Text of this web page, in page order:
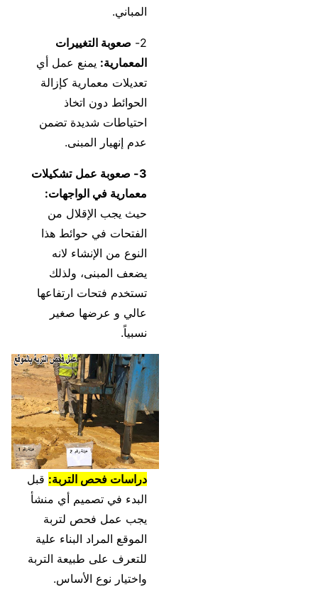
المباني.
2-
صعوبة التغييرات
المعمارية: يمنع عمل أي
تعديلات معمارية كإزالة
الحوائط دون اتخاذ
احتياطات شديدة تضمن
عدم إنهيار المبنى.
3- صعوبة عمل
تشكيلات
معمارية في الواجهات:
حيث يجب الإقلال من
الفتحات في حوائط هذا
النوع من الإنشاء لانه
يضعف المبنى، ولذلك
تستخدم فتحات ارتفاعها
عالي و عرضها صغير
نسبياً.
دراسات فحص التربة: قبل
البدء في تصميم أي منشأ
يجب عمل فحص لتربة
الموقع المراد البناء علية
للتعرف على طبيعة التربة
واختيار نوع الأساس.